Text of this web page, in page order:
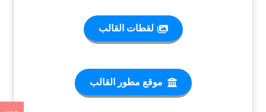
لقطات القالب
موقع مطور القالب